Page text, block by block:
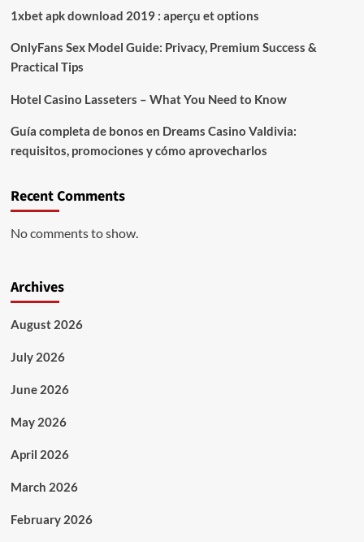
1xbet apk download 2019 : aperçu et options
OnlyFans Sex Model Guide: Privacy, Premium Success &
Practical Tips
Hotel Casino Lasseters – What You Need to Know
Guía completa de bonos en Dreams Casino Valdivia:
requisitos, promociones y cómo aprovecharlos​
Recent Comments
No comments to show.
Archives
August 2026
July 2026
June 2026
May 2026
April 2026
March 2026
February 2026